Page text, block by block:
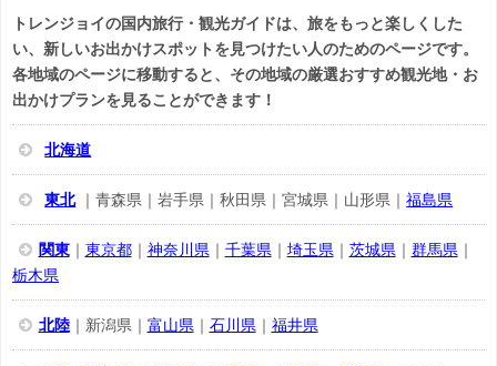
トレンジョイの国内旅行・観光ガイドは、旅をもっと楽しくした
い、新しいお出かけスポットを見つけたい人のためのページです。
各地域のページに移動すると、その地域の厳選おすすめ観光地・お
出かけプランを見ることができます！
北海道
東北｜青森県｜岩手県｜秋田県｜宮城県｜山形県｜福島県
関東｜ 東京都｜ 神奈川県 千葉県 埼玉県 茨城県 群馬県
栃木県
北陸｜新潟県｜ 富山県 石川県 福井県